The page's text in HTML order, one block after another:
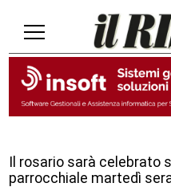
Il rosario sarà celebrato
parrocchiale martedì